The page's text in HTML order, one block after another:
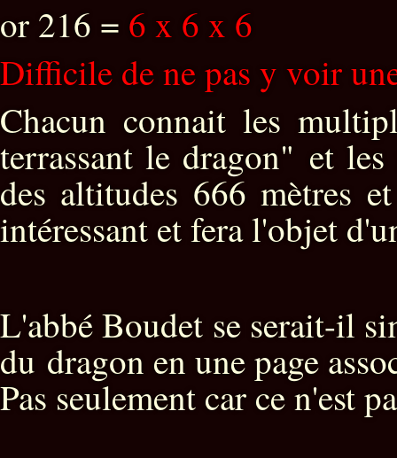
or 216 = 6 x 6 x 6
Difficile de ne pas y voir
Chacun connait les
terrassant le dragon" et les
des altitudes 666 mètres
intéressant et fera l'objet
L'abbé Boudet se serait-il
du dragon en une page
Pas seulement car ce n'est